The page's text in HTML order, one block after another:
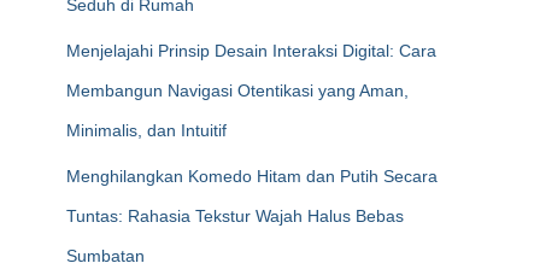
Seduh di Rumah
Menjelajahi Prinsip Desain Interaksi Digital: Cara
Membangun Navigasi Otentikasi yang Aman,
Minimalis, dan Intuitif
Menghilangkan Komedo Hitam dan Putih Secara
Tuntas: Rahasia Tekstur Wajah Halus Bebas
Sumbatan